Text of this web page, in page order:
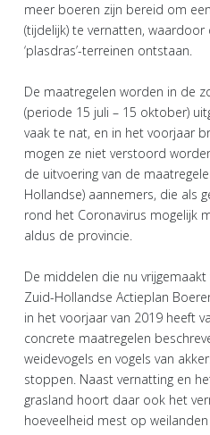
meer boeren zijn bereid om
(tijdelijk) te vernatten, waardoor
‘plasdras’-terreinen ontstaan.
De maatregelen worden in de
(periode 15 juli – 15 oktober)
vaak te nat, en in het voorjaar
mogen ze niet verstoord
de uitvoering van de
Hollandse) aannemers, die als
rond het Coronavirus mogelijk
aldus de provincie.
De middelen die nu
Zuid-Hollandse Actieplan
in het voorjaar van 2019 heeft
concrete maatregelen
weidevogels en vogels van
stoppen. Naast vernatting en
grasland hoort daar ook het
hoeveelheid mest op